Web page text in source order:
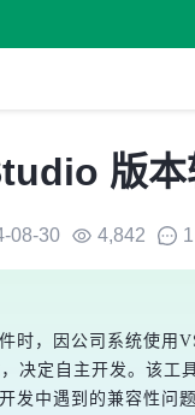
版本
08-30 4,842 1
时，因公司系统使用
决定自主开发。该工
发中遇到的兼容性问题